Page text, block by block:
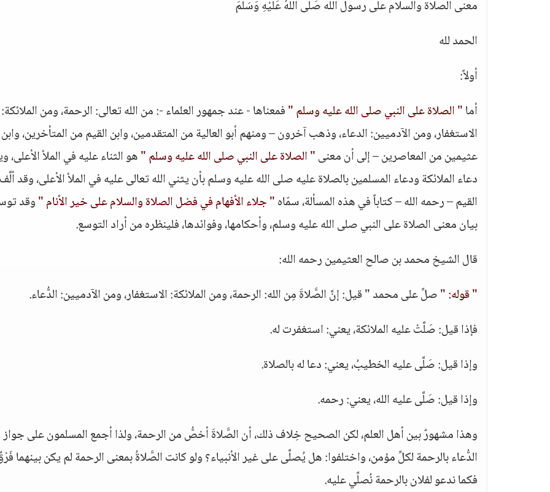
معنى الصلاة والسلام على رسول الله صَلَّى اللَّهُ عَلَيْهِ وَسَلَّمَ
الحمد لله
أولاً:
أما" الصلاة على النبي صلى الله عليه وسلم "فمعناها - عند جمهور العلماء -: من الله تعالى: الرحمة، ومن الملائكة:
الاستغفار، ومن الآدميين: الدعاء، وذهب آخرون – ومنهم أبو العالية من المتقدمين، وابن القيم من المتأخرين، وابن
عثيمين من المعاصرين – إلى أن معنى" الصلاة على النبي صلى الله عليه وسلم "هو الثناء عليه في الملأ الأعلى،
دعاء الملائكة ودعاء المسلمين بالصلاة عليه صلى الله عليه وسلم بأن يثني الله تعالى عليه في الملأ الأعلى، وقد
القيم – رحمه الله – كتاباً في هذه المسألة، سمّاه" جلاء الأفهام في فضل الصلاة والسلام على خير الأنام "وقد
بيان معنى الصلاة على النبي صلى الله عليه وسلم، وأحكامها، وفوائدها، فلينظره من أراد التوسع.
قال الشيخ محمد بن صالح العثيمين رحمه الله:
" قوله: "صلِّ على محمد " قيل: إنَّ الصَّلاةَ مِن الله: الرحمة، ومن الملائكة: الاستغفار، ومن الآدميين: الدُّعاء.
فإذا قيل: صَلَّتْ عليه الملائكة، يعني: استغفرت له.
وإذا قيل: صَلَّى عليه الخطيبُ، يعني: دعا له بالصلاة.
وإذا قيل: صَلَّى عليه الله، يعني: رحمه.
وهذا مشهورٌ بين أهل العلم، لكن الصحيح خِلاف ذلك، أن الصَّلاةَ أخصُّ من الرحمة، ولذا أجمع المسلمون على جواز
الدُّعاء بالرحمة لكلِّ مؤمن، واختلفوا: هل يُصلَّى على غير الأنبياء؟ ولو كانت الصَّلاةُ بمعنى الرحمة لم يكن بينهما
فكما ندعو لفلان بالرحمة نُصلِّي عليه.